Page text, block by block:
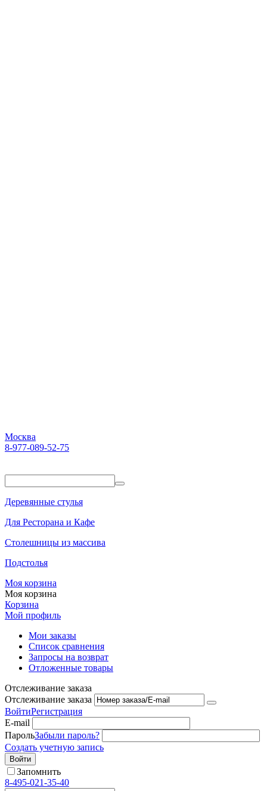
Москва
8-977-089-52-75
Деревянные стулья
Для Ресторана и Кафе
Столешницы из массива
Подстолья
Моя корзина
Моя корзина
Корзина
Мой профиль
Мои заказы
Список сравнения
Запросы на возврат
Отложенные товары
Отслеживание заказа
Отслеживание заказа
ВойтиРегистрация
E-mail
ПарольЗабыли пароль?
Создать учетную запись
Войти
Запомнить
8-495-021-35-40